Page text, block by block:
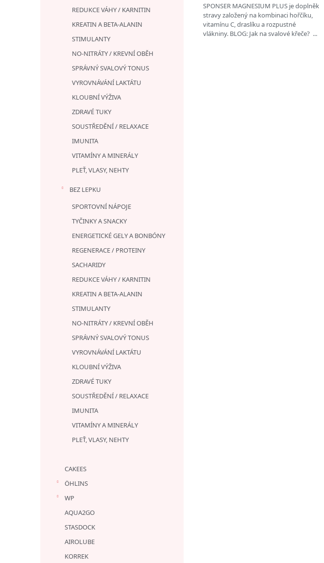
REDUKCE VÁHY / KARNITIN
KREATIN A BETA-ALANIN
STIMULANTY
NO-NITRÁTY / KREVNÍ OBĚH
SPRÁVNÝ SVALOVÝ TONUS
VYROVNÁVÁNÍ LAKTÁTU
KLOUBNÍ VÝŽIVA
ZDRAVÉ TUKY
SOUSTŘEDĚNÍ / RELAXACE
IMUNITA
VITAMÍNY A MINERÁLY
PLEŤ, VLASY, NEHTY
BEZ LEPKU
SPORTOVNÍ NÁPOJE
TYČINKY A SNACKY
ENERGETICKÉ GELY A BONBÓNY
REGENERACE / PROTEINY
SACHARIDY
REDUKCE VÁHY / KARNITIN
KREATIN A BETA-ALANIN
STIMULANTY
NO-NITRÁTY / KREVNÍ OBĚH
SPRÁVNÝ SVALOVÝ TONUS
VYROVNÁVÁNÍ LAKTÁTU
KLOUBNÍ VÝŽIVA
ZDRAVÉ TUKY
SOUSTŘEDĚNÍ / RELAXACE
IMUNITA
VITAMÍNY A MINERÁLY
PLEŤ, VLASY, NEHTY
CAKEES
ÖHLINS
WP
AQUA2GO
STASDOCK
AIROLUBE
KORREK
SPONSER MAGNESIUM PLUS je doplněk
stravy založený na kombinaci hořčíku,
vitamínu C, draslíku a rozpustné
vlákniny. BLOG: Jak na svalové křeče? ...